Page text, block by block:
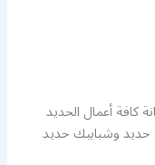
كافة أعمال الحديد
حديد وشبابيك حديد